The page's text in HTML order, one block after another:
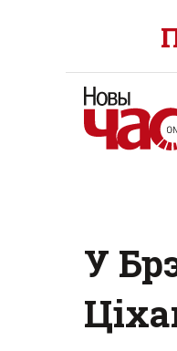
У